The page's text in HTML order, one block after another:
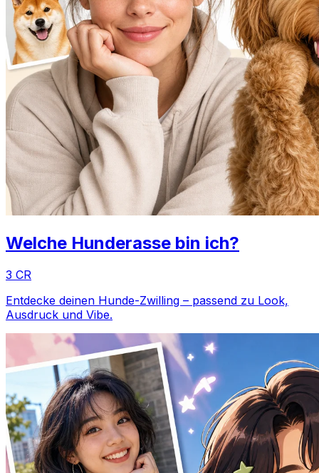
Welche Hunderasse bin ich?
3 CR
Entdecke deinen Hunde-Zwilling – passend zu Look,
Ausdruck und Vibe.